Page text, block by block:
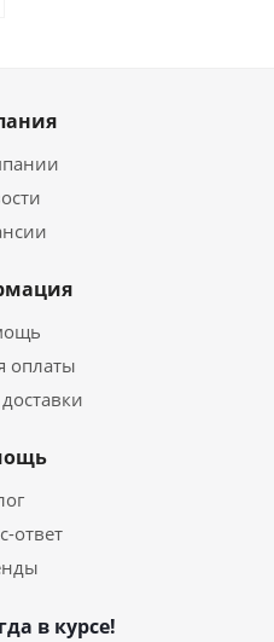
оплаты
ответ
в курсе!